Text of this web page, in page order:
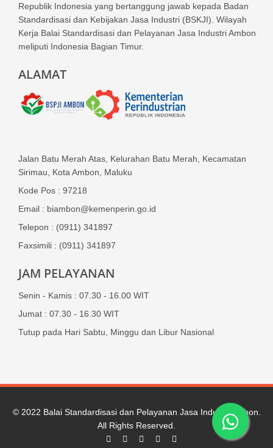
Republik Indonesia yang bertanggung jawab kepada Badan
Standardisasi dan Kebijakan Jasa Industri (BSKJI). Wilayah
Kerja Balai Standardisasi dan Pelayanan Jasa Industri Ambon
meliputi Indonesia Bagian Timur.
ALAMAT
Jalan Batu Merah Atas, Kelurahan Batu Merah, Kecamatan
Sirimau, Kota Ambon, Maluku
Kode Pos : 97218
Email : biambon@kemenperin.go.id
Telepon : (0911) 341897
Faxsimili : (0911) 341897
JAM PELAYANAN
Senin - Kamis : 07.30 - 16.00 WIT
Jumat : 07.30 - 16.30 WIT
Tutup pada Hari Sabtu, Minggu dan Libur Nasional
© 2022 Balai Standardisasi dan Pelayanan Jasa Industri Ambon.
All Rights Reserved.